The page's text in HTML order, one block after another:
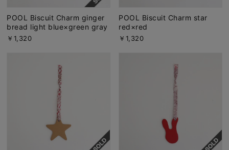
POOL Biscuit Charm ginger
bread light blue×green gray
￥1,320
POOL Biscuit Charm star
red×red
￥1,320